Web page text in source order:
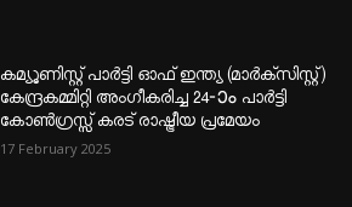
കമ്യൂണിസ്റ്റ് പാർട്ടി ഓഫ് ഇന്ത്യ (മാർക്സിസ്റ്റ്)
കേന്ദ്രകമ്മിറ്റി അംഗീകരിച്ച 24‐ാം പാർട്ടി
കോൺഗ്രസ്സ് കരട് രാഷ്ട്രീയ പ്രമേയം
17 February 2025